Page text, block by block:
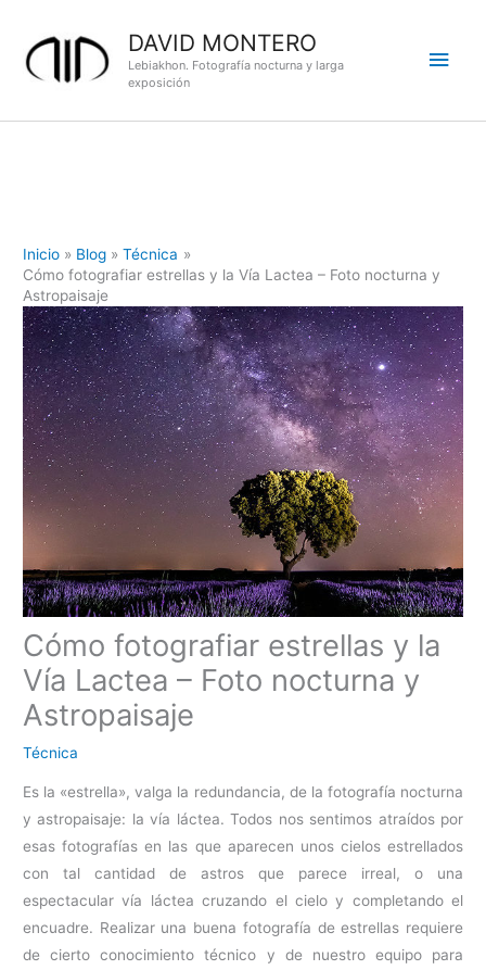
contenido
DAVID MONTERO
Lebiakhon. Fotografía nocturna y larga
exposición
Inicio Blog
Técnica
Cómo fotografiar estrellas y la Vía Lactea – Foto nocturna y
Astropaisaje
Cómo fotografiar estrellas y la
Vía Lactea – Foto nocturna y
Astropaisaje
Técnica
Es la «estrella», valga la redundancia, de la fotografía nocturna
y astropaisaje: la vía láctea. Todos nos sentimos atraídos por
esas fotografías en las que aparecen unos cielos estrellados
con tal cantidad de astros que parece irreal, o una
espectacular vía láctea cruzando el cielo y completando el
encuadre. Realizar una buena fotografía de estrellas requiere
de cierto conocimiento técnico y de nuestro equipo para